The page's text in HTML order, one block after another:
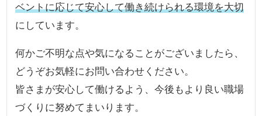
ベントに応じて安心して働き続けられる環境を大切
にしています。
何かご不明な点や気になることがございましたら、
どうぞお気軽にお問い合わせください。
皆さまが安心して働けるよう、今後もより良い職場
づくりに努めてまいります。